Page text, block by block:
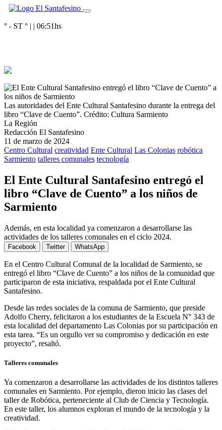
° - ST ° | | 06:51hs
Las autoridades del Ente Cultural Santafesino durante la entrega del
libro “Clave de Cuento”. Crédito: Cultura Sarmiento
La Región
Redacción El Santafesino
11 de marzo de 2024
Centro Cultural creatividad Ente Cultural Las Colonias robótica
Sarmiento talleres comunales tecnología
El Ente Cultural Santafesino entregó el
libro “Clave de Cuento” a los niños de
Sarmiento
Además, en esta localidad ya comenzaron a desarrollarse las
actividades de los talleres comunales en el ciclo 2024.
Facebook Twitter WhatsApp
En el Centro Cultural Comunal de la localidad de Sarmiento, se
entregó el libro “Clave de Cuento” a los niños de la comunidad que
participaron de esta iniciativa, respaldada por el Ente Cultural
Santafesino.
Desde las redes sociales de la comuna de Sarmiento, que preside
Adolfo Cherry, felicitaron a los estudiantes de la Escuela N° 343 de
esta localidad del departamento Las Colonias por su participación en
esta tarea. “Es un orgullo ver su compromiso y dedicación en este
proyecto”, resaltó.
Talleres comunales
Ya comenzaron a desarrollarse las actividades de los distintos talleres
comunales en Sarmiento. Por ejemplo, dieron inicio las clases del
taller de Robótica, perteneciente al Club de Ciencia y Tecnología.
En este taller, los alumnos exploran el mundo de la tecnología y la
creatividad.